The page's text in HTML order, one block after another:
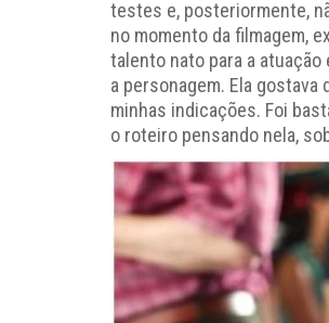
testes e, posteriormente,
no momento da filmagem,
talento nato para a
a personagem. Ela
minhas indicações. Foi
o roteiro pensando nela,